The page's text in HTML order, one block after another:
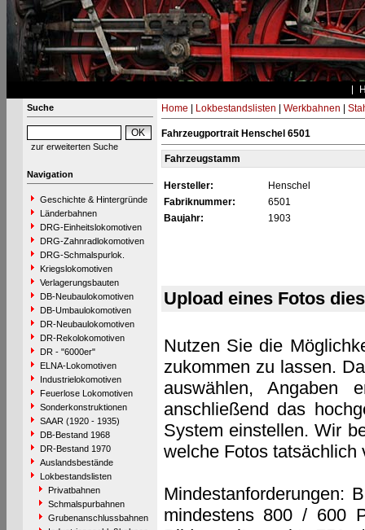
Suche
zur erweiterten Suche
Navigation
Geschichte & Hintergründe
Länderbahnen
DRG-Einheitslokomotiven
DRG-Zahnradlokomotiven
DRG-Schmalspurlok.
Kriegslokomotiven
Verlagerungsbauten
DB-Neubaulokomotiven
DB-Umbaulokomotiven
DR-Neubaulokomotiven
DR-Rekolokomotiven
DR - "6000er"
ELNA-Lokomotiven
Industrielokomotiven
Feuerlose Lokomotiven
Sonderkonstruktionen
SAAR (1920 - 1935)
DB-Bestand 1968
DR-Bestand 1970
Auslandsbestände
Lokbestandslisten
Privatbahnen
Schmalspurbahnen
Grubenanschlussbahnen
Home Lokbestandslisten Werkbahnen
Fahrzeugportrait Henschel 6501
Fahrzeugstamm
Hersteller:
Henschel
Fabriknummer:
6501
Baujahr:
1903
Upload eines Fotos
Nutzen Sie die
zukommen zu lassen.
auswählen, Angaben
anschließend das
System einstellen. Wir
welche Fotos tatsächlich
Mindestanforderungen:
mindestens 800 / 600